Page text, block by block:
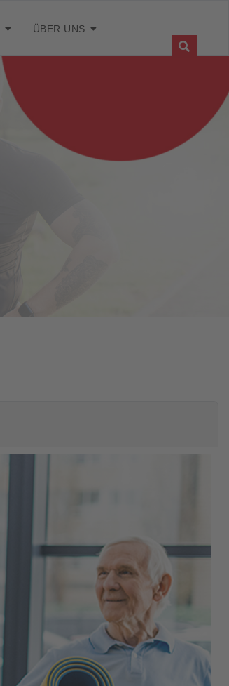
ÜBER UNS